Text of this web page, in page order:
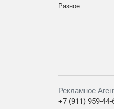
Разное
Рекламное
+7 (911) 959-44-